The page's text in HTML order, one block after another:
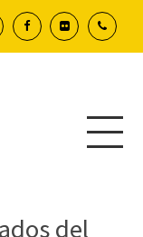
del